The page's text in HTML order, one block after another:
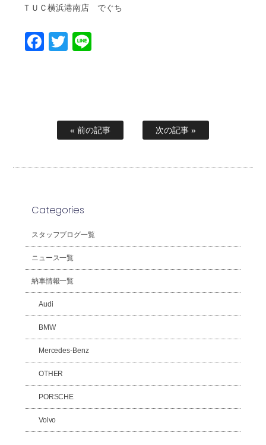
ＴＵＣ横浜港南店 でぐち
Facebook
Twitter
« 前の記事 次の記事 »
Categories
スタッフブログ一覧
ニュース一覧
納車情報一覧
Audi
BMW
Mercedes-Benz
OTHER
PORSCHE
Volvo